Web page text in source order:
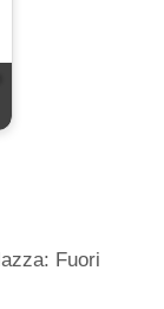
Fuori